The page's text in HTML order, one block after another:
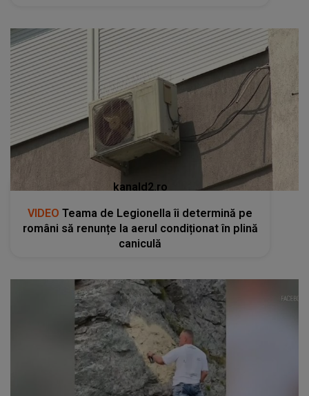
kanald2.ro
VIDEO Teama de Legionella îi determină pe
români să renunțe la aerul condiționat în plină
caniculă